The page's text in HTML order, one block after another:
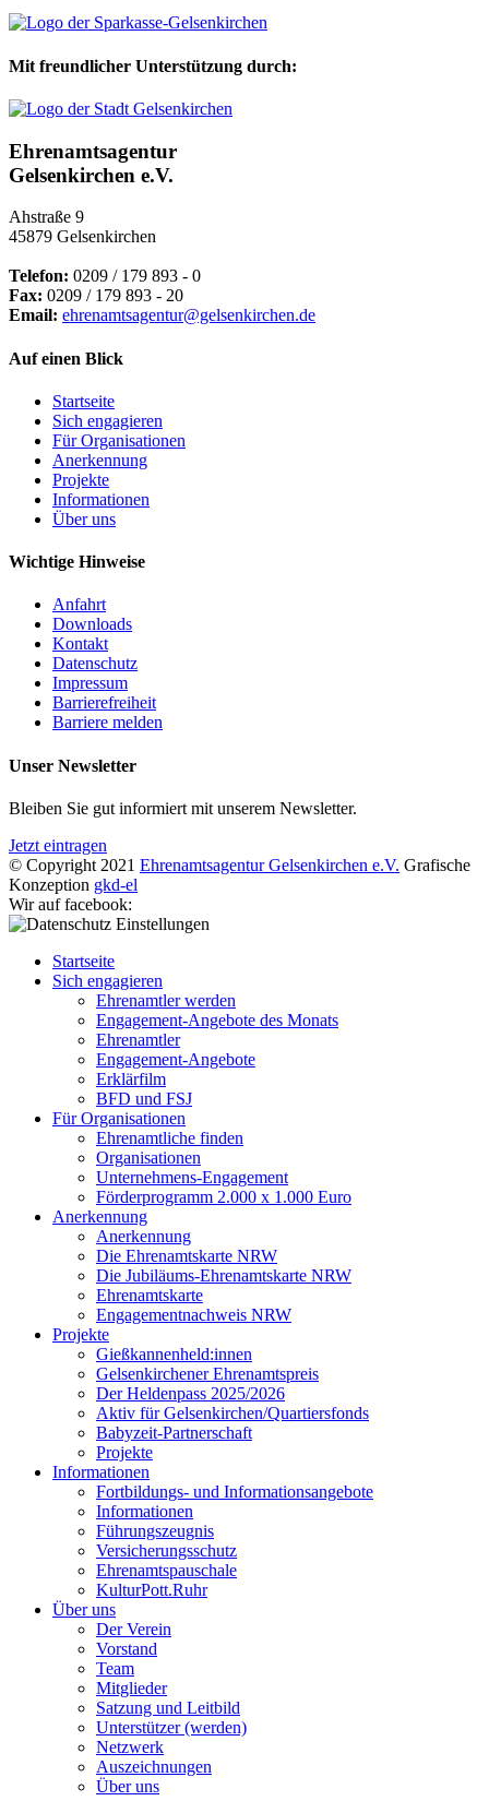
Mit freundlicher Unterstützung durch:
Ehrenamtsagentur
Gelsenkirchen e.V.
Ahstraße 9
45879 Gelsenkirchen
Telefon: 0209 / 179 893 - 0
Fax: 0209 / 179 893 - 20
Email: ehrenamtsagentur@gelsenkirchen.de
Auf einen Blick
Startseite
Sich engagieren
Für Organisationen
Anerkennung
Projekte
Informationen
Über uns
Wichtige Hinweise
Anfahrt
Downloads
Kontakt
Datenschutz
Impressum
Barrierefreiheit
Barriere melden
Unser Newsletter
Bleiben Sie gut informiert mit unserem Newsletter.
Jetzt eintragen
© Copyright 2021 Ehrenamtsagentur Gelsenkirchen e.V. Grafische
Konzeption gkd-el
Wir auf facebook:
Startseite
Sich engagieren
Ehrenamtler werden
Engagement-Angebote des Monats
Ehrenamtler
Engagement-Angebote
Erklärfilm
BFD und FSJ
Für Organisationen
Ehrenamtliche finden
Organisationen
Unternehmens-Engagement
Förderprogramm 2.000 x 1.000 Euro
Anerkennung
Anerkennung
Die Ehrenamtskarte NRW
Die Jubiläums-Ehrenamtskarte NRW
Ehrenamtskarte
Engagementnachweis NRW
Projekte
Gießkannenheld:innen
Gelsenkirchener Ehrenamtspreis
Der Heldenpass 2025/2026
Aktiv für Gelsenkirchen/Quartiersfonds
Babyzeit-Partnerschaft
Projekte
Informationen
Fortbildungs- und Informationsangebote
Informationen
Führungszeugnis
Versicherungsschutz
Ehrenamtspauschale
KulturPott.Ruhr
Über uns
Der Verein
Vorstand
Team
Mitglieder
Satzung und Leitbild
Unterstützer (werden)
Netzwerk
Auszeichnungen
Über uns